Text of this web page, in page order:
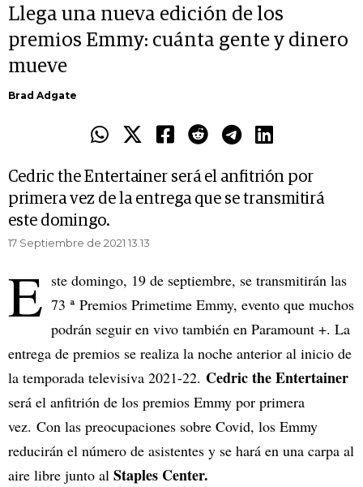
Llega una nueva edición de los
premios Emmy: cuánta gente y dinero
mueve
Brad Adgate
Cedric the Entertainer será el anfitrión por
primera vez de la entrega que se transmitirá
este domingo.
17 Septiembre de 2021 13.13
E ste domingo, 19 de septiembre, se transmitirán las
73 ª Premios Primetime Emmy, evento que muchos
podrán seguir en vivo también en Paramount +. La
entrega de premios se realiza la noche anterior al inicio de
la temporada televisiva 2021-22. Cedric the Entertainer
será el anfitrión de los premios Emmy por primera
vez. Con las preocupaciones sobre Covid, los Emmy
reducirán el número de asistentes y se hará en una carpa al
aire libre junto al Staples Center.